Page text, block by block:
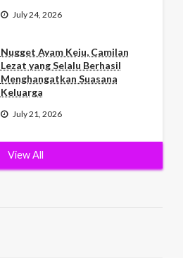
July 24, 2026
Nugget Ayam Keju, Camilan
Lezat yang Selalu Berhasil
Menghangatkan Suasana
Keluarga
July 21, 2026
View All